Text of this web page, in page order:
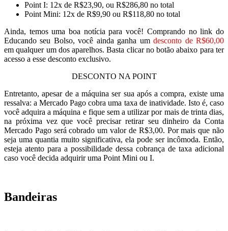
Point I: 12x de R$23,90, ou R$286,80 no total
Point Mini: 12x de R$9,90 ou R$118,80 no total
Ainda, temos uma boa notícia para você! Comprando no link do
Educando seu Bolso, você ainda ganha umdesconto de R$60,00
em qualquer um dos aparelhos. Basta clicar no botão abaixo para ter
acesso a esse desconto exclusivo.
DESCONTO NA POINT
Entretanto, apesar de a máquina ser sua após a compra, existe uma
ressalva: a Mercado Pago cobra uma taxa de inatividade. Isto é, caso
você adquira a máquina e fique sem a utilizar por mais de trinta dias,
na próxima vez que você precisar retirar seu dinheiro da Conta
Mercado Pago será cobrado um valor de R$3,00. Por mais que não
seja uma quantia muito significativa, ela pode ser incômoda. Então,
esteja atento para a possibilidade dessa cobrança de taxa adicional
caso você decida adquirir uma Point Mini ou I.
Bandeiras